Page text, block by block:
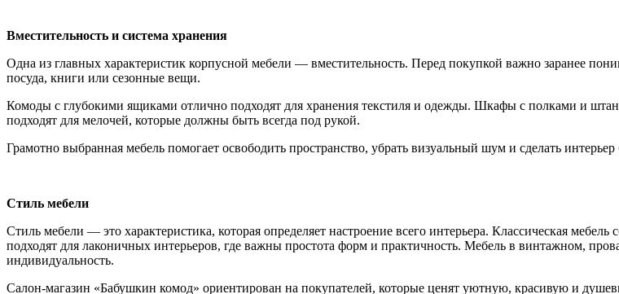
Вместительность и система хранения
Одна из главных характеристик корпусной мебели — вместительность. Перед покупкой важно заранее
посуда, книги или сезонные вещи.
Комоды с глубокими ящиками отлично подходят для хранения текстиля и одежды. Шкафы с полками и
подходят для мелочей, которые должны быть всегда под рукой.
Грамотно выбранная мебель помогает освободить пространство, убрать визуальный шум и сделать
Стиль мебели
Стиль мебели — это характеристика, которая определяет настроение всего интерьера. Классическая
подходят для лаконичных интерьеров, где важны простота форм и практичность. Мебель в винтажном,
индивидуальность.
Салон-магазин «Бабушкин комод» ориентирован на покупателей, которые ценят уютную, красивую и